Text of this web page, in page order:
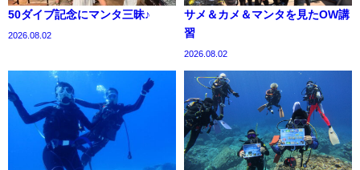
50ダイブ記念にマンタ三昧♪
2026.08.02
サメ＆カメ＆マンタを見たOW講
習
2026.08.02